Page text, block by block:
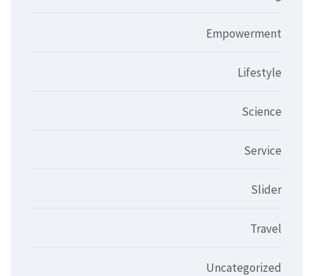
Empowerment
Lifestyle
Science
Service
Slider
Travel
Uncategorized